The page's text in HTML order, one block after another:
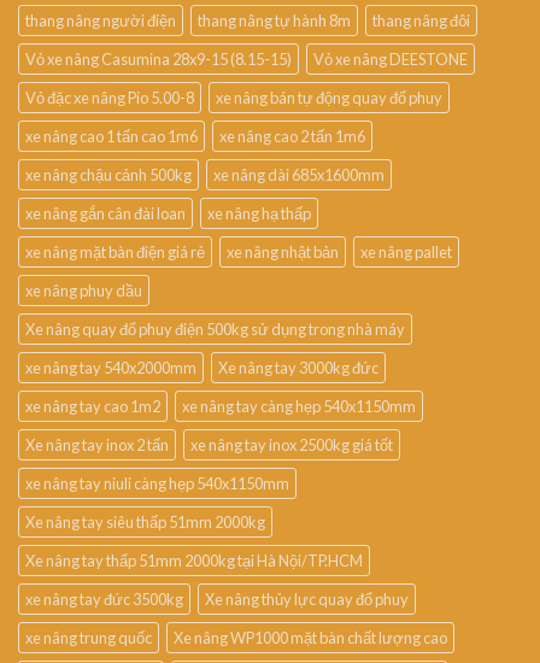
thang nâng người điện
thang nâng tự hành 8m
thang nâng đôi
Vỏ xe nâng Casumina 28x9-15 (8.15-15)
Vỏ xe nâng DEESTONE
Vỏ đặc xe nâng Pio 5.00-8
xe nâng bán tự động quay đổ phuy
xe nâng cao 1 tấn cao 1m6
xe nâng cao 2 tấn 1m6
xe nâng chậu cảnh 500kg
xe nâng dài 685x1600mm
xe nâng gắn cân đài loan
xe nâng hạ thấp
xe nâng mặt bàn điện giá rẻ
xe nâng nhật bản
xe nâng pallet
xe nâng phuy dầu
Xe nâng quay đổ phuy điện 500kg sử dụng trong nhà máy
xe nâng tay 540x2000mm
Xe nâng tay 3000kg đức
xe nâng tay cao 1m2
xe nâng tay càng hẹp 540x1150mm
Xe nâng tay inox 2 tấn
xe nâng tay inox 2500kg giá tốt
xe nâng tay niuli càng hẹp 540x1150mm
Xe nâng tay siêu thấp 51mm 2000kg
Xe nâng tay thấp 51mm 2000kg tại Hà Nội/TP.HCM
xe nâng tay đức 3500kg
Xe nâng thủy lực quay đổ phuy
xe nâng trung quốc
Xe nâng WP1000 mặt bàn chất lượng cao